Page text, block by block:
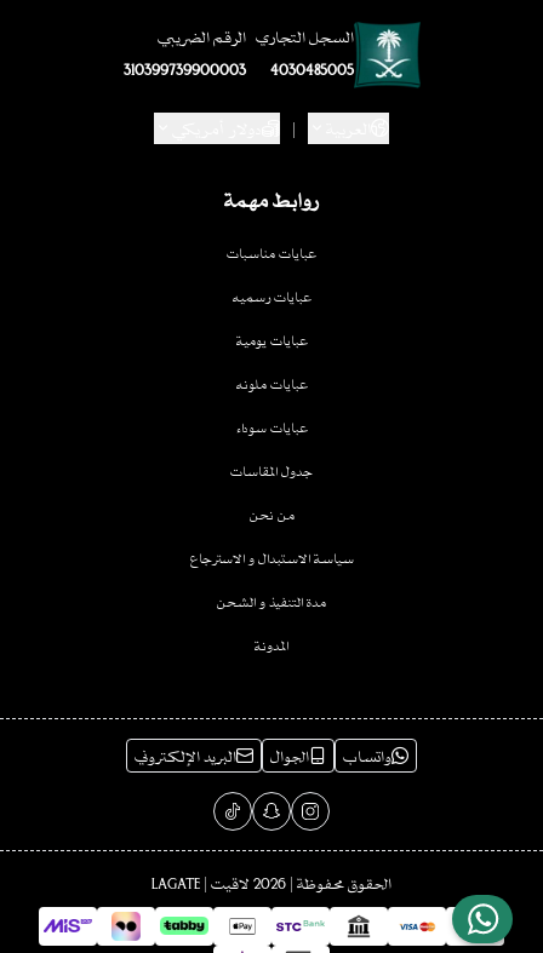
روابط مهمة
عبايات مناسبات
عبايات رسميه
عبايات يومية
عبايات ملونه
عبايات سوداء
جدول المقاسات
من نحن
سياسة الاستبدال و الاسترجاع
مدة التنفيذ و الشحن
المدونة
السجل التجاري
4030485005
الرقم الضريبي
310399739900003
|
واتساب الجوال البريد الإلكتروني
الحقوق محفوظة | 2026 لاقيت | LAGATE